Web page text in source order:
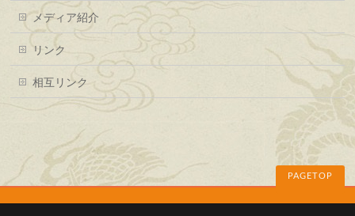
メディア紹介
リンク
相互リンク
PAGETOP